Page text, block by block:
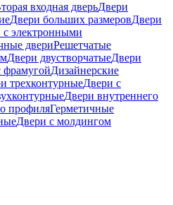
входная дверьДвери
Двери больших размеровДвери
с электронными
двериРешетчатые
Двери двустворчатыеДвери
фрамугойДизайнерские
трехконтурныеДвери с
Двери внутреннего
профиляГерметичные
Двери с молдингом